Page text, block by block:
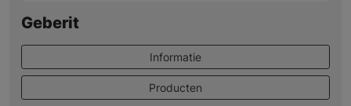
Geberit
Informatie
Producten